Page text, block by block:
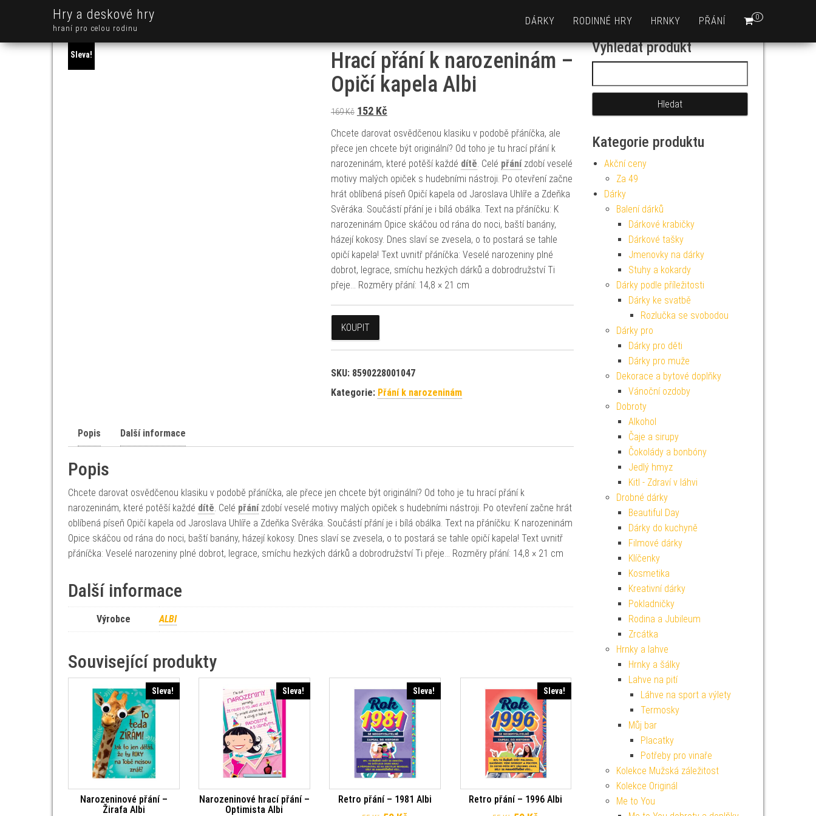
Hry a deskové hry
hraní pro celou rodinu
0
DÁRKY RODINNÉ HRY HRNKY PŘÁNÍ
Sleva!
Hrací přání k narozeninám –
Opičí kapela Albi
169Kč Původní cena byla: 169 Kč.
152 KčAktuální cena je: 152 Kč.
Chcete darovat osvědčenou klasiku v podobě přáníčka, ale
přece jen chcete být originální? Od toho je tu hrací přání k
narozeninám, které potěší každé dítě. Celé přánízdobí veselé
motivy malých opiček s hudebními nástroji. Po otevření začne
hrát oblíbená píseň Opičí kapela od Jaroslava Uhlíře a Zdeňka
Svěráka. Součástí přání je i bílá obálka. Text na přáníčku: K
narozeninám Opice skáčou od rána do noci, baští banány,
házejí kokosy. Dnes slaví se zvesela, o to postará se tahle
opičí kapela! Text uvnitř přáníčka: Veselé narozeniny plné
dobrot, legrace, smíchu hezkých dárků a dobrodružství Ti
přeje… Rozměry přání: 14,8 × 21 cm
KOUPIT
SKU: 8590228001047
Kategorie: Přání k narozeninám
Popis Další informace
Popis
Chcete darovat osvědčenou klasiku v podobě přáníčka, ale přece jen chcete být originální? Od toho je tu hrací přání k
narozeninám, které potěší každé dítě. Celé přánízdobí veselé motivy malých opiček s hudebními nástroji. Po otevření začne hrát
oblíbená píseň Opičí kapela od Jaroslava Uhlíře a Zdeňka Svěráka. Součástí přání je i bílá obálka. Text na přáníčku: K narozeninám
Opice skáčou od rána do noci, baští banány, házejí kokosy. Dnes slaví se zvesela, o to postará se tahle opičí kapela! Text uvnitř
přáníčka: Veselé narozeniny plné dobrot, legrace, smíchu hezkých dárků a dobrodružství Ti přeje… Rozměry přání: 14,8 × 21 cm
Další informace
Výrobce ALBI
Související produkty
Sleva!
Narozeninové přání –
Žirafa Albi
Sleva!
Narozeninové hrací přání –
Optimista Albi
Sleva!
Retro přání – 1981 Albi
Sleva!
Retro přání – 1996 Albi
Vyhledat produkt
Kategorie produktu
Akční ceny
Za 49
Dárky
Balení dárků
Dárkové krabičky
Dárkové tašky
Jmenovky na dárky
Stuhy a kokardy
Dárky podle příležitosti
Dárky ke svatbě
Rozlučka se svobodou
Dárky pro
Dárky pro děti
Dárky pro muže
Dekorace a bytové doplňky
Vánoční ozdoby
Dobroty
Alkohol
Čaje a sirupy
Čokolády a bonbóny
Jedlý hmyz
Kitl - Zdraví v láhvi
Drobné dárky
Beautiful Day
Dárky do kuchyně
Filmové dárky
Klíčenky
Kosmetika
Kreativní dárky
Pokladničky
Rodina a Jubileum
Zrcátka
Hrnky a lahve
Hrnky a šálky
Lahve na pití
Láhve na sport a výlety
Termosky
Můj bar
Placatky
Potřeby pro vinaře
Kolekce Mužská záležitost
Kolekce Originál
Me to You